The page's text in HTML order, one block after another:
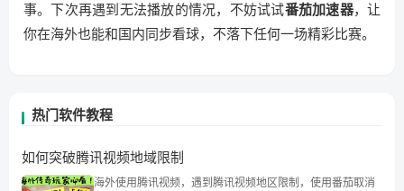
事。下次再遇到无法播放的情况，不妨试试番茄加速器，让
你在海外也能和国内同步看球，不落下任何一场精彩比赛。
热门软件教程
如何突破腾讯视频地域限制
海外使用腾讯视频，遇到腾讯视频地区限制，使用番茄取消